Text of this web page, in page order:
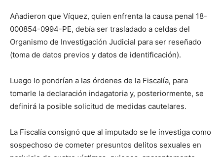
Añadieron que Víquez, quien enfrenta la causa penal 18-
000854-0994-PE, debía ser trasladado a celdas del
Organismo de Investigación Judicial para ser reseñado
(toma de datos previos y datos de identificación).
Luego lo pondrían a las órdenes de la Fiscalía, para
tomarle la declaración indagatoria y, posteriormente, se
definirá la posible solicitud de medidas cautelares.
La Fiscalía consignó que al imputado se le investiga como
sospechoso de cometer presuntos delitos sexuales en